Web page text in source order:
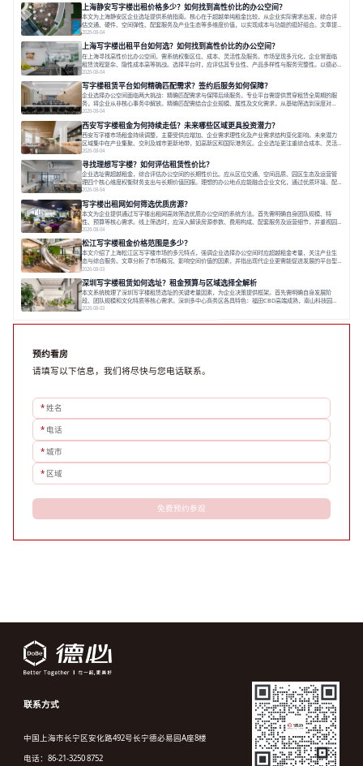
上海静安写字楼出租价格多少？如何找到高性价比的办公空间？
本文为上海静安区企业选址提供系统指南。核心在于超越单纯租金比较，从企业实际需求出发，综合评
估交通、硬件、空间弹性、配套服务及产业生态等多维度价值，以实现成本与功能的挺好组合。文章提
出打破固定工位思维，采用精装灵活空间与共享配套以提升性价比，并通过不同规模企业的实际案例加
以说明。之后指出，专业运营服务商提供的稳定环境、社群活动与产业集聚等增值服务，是很大化空间
价值、助力企业成长的关键。对于许多在
2026-08-04
上海写字楼出租平台如何选？如何找到高性价比的办公空间？
在上海寻找高性价比办公空间，需系统权衡区位、成本、灵活性及服务。市场呈现多元化，企业常面临
租赁流程复杂、隐性成本高等挑战。选择平台时，应评估其专业性、产品多样性与服务完整性。以德必
为例，其提供从空间到生态的解决方案，通过特色园区、灵活产品和丰富配套，满足不同企业需求。企
业应明确自身需求，实地考察，选择能支持长期发展、提升竞争力的办公空间。在上海寻找合适的办公
空间，对于企业行政负责人、中小企业主
2026-08-04
写字楼租赁平台如何精确匹配需求？签约后服务如何保障？
企业选择办公空间面临两大挑战：精确匹配需求与保障后续服务。专业平台需提供贯穿租赁全周期的服
务，将企业从非核心事务中解放。精确匹配需结合企业规模、属性及文化需求，从基础筛选到深度对
接；签约后则需构建覆盖硬件运维、共享配套及专业物业的全周期保障体系。德必集团通过标准化服务
与个性化运营结合，以全国布局和产业生态圈为企业提供稳定支持，体现了从信息撮合到深度服务的能
力转变。在为企业寻找办公空间的过程中，
2026-08-04
西安写字楼租金为何持续走低？未来哪些区域更具投资潜力？
西安写字楼市场租金持续调整，主要受供应增加、企业需求理性化及产业需求结构变化影响。未来潜力
区域集中在产业集聚、交利及城市更新地带，如高新区和国际港务区。企业选址更注重综合成本、灵活
性与员工体验，倾向于提供全包式服务的办公空间。专业运营方通过空间优化与社群服务，助力企业成
长，推动市场向多元化、高性价比方向发展。近年来，西安写字楼市场呈现出租金持续调整的态势，这
一现象引发了的广泛关注。作为西部重要
2026-08-04
寻找理想写字楼？如何评估租赁性价比？
企业选址需超越租金，综合评估办公空间的长期性价比。应从区位交通、空间品质、园区生态及运营管
理四个核心维度权衡财务支出与长期价值回报。理想的办公地点应能融合企业文化，通过优质环境、配
套服务及社群资源赋能业务增长，实现成本与价值的平衡。对于许多正在成长或寻求稳定发展的企业而
言，寻找一处合适的办公空间是一项至关重要的决策。这不仅关系到团队的日常工作效率与协作氛围，
更直接影响着企业的品牌形象、运营成本
2026-08-04
写字楼出租网如何筛选优质房源？
本文为企业提供通过写字楼出租网高效筛选优质办公空间的系统方法。首先需明确自身团队规模、特
性、预算等核心需求。线上筛选时，应深入解读房源参数、费用构成、配套服务及运营细节，并重视园
区产业生态与交通区位价值。同时，需考察运营方的品牌背景与持续服务能力。完成线上初选后，必须
进行线下实地验证，核对空间实景、测试设施、感受园区氛围并确认合同条款，从而做出精确决策。在
数字化时代，写字楼出租网已成为企业寻找
2026-08-04
松江写字楼租金价格范围是多少？
本文介绍了上海松江区写字楼市场的多元特点，强调企业选择办公空间时应超越租金考量，关注产业生
态与综合服务。文章分析了市场概况、影响空间价值的因素，并指出现代企业更需能促进发展的平台型
空间。之后，以德必集团为例，说明运营方如何通过构建服务生态助力企业成长，建议企业系统评估需
求与长期价值，选择匹配的发展载体。对于许多寻求在上海松江区设立或扩展办公空间的企业而言，了
解该区域的写字楼市场概况是决策的首先
2026-08-03
深圳写字楼租赁如何选址？租金预算与区域选择全解析
本文系统梳理了深圳写字楼租赁选址的关键考量因素，为企业决策提供框架。首先需明确自身发展阶
段、团队规模和文化特质等核心需求。深圳多中心商务区各具特色：福田CBD高端成熟，南山科技园创
新活力强，前海具政策优势。除传统写字楼外，创意产业园注重生态与社群，适合文创、科技类企业。
款。选址是综合性战略决策，旨在让办公
2026-08-03
预约看房
请填写以下信息，我们将尽快与您电话联系。
*姓名
* 电话
*城市
* 区域
免费预约参观
联系方式
中国上海市长宁区安化路492号长宁德必易园A座8楼
电话：86-21-3250 8752